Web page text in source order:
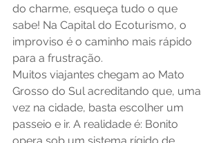
do charme, esqueça tudo o que
sabe! Na Capital do Ecoturismo, o
improviso é o caminho mais rápido
para a frustração.
Muitos viajantes chegam ao Mato
Grosso do Sul acreditando que, uma
vez na cidade, basta escolher um
passeio e ir. A realidade é: Bonito